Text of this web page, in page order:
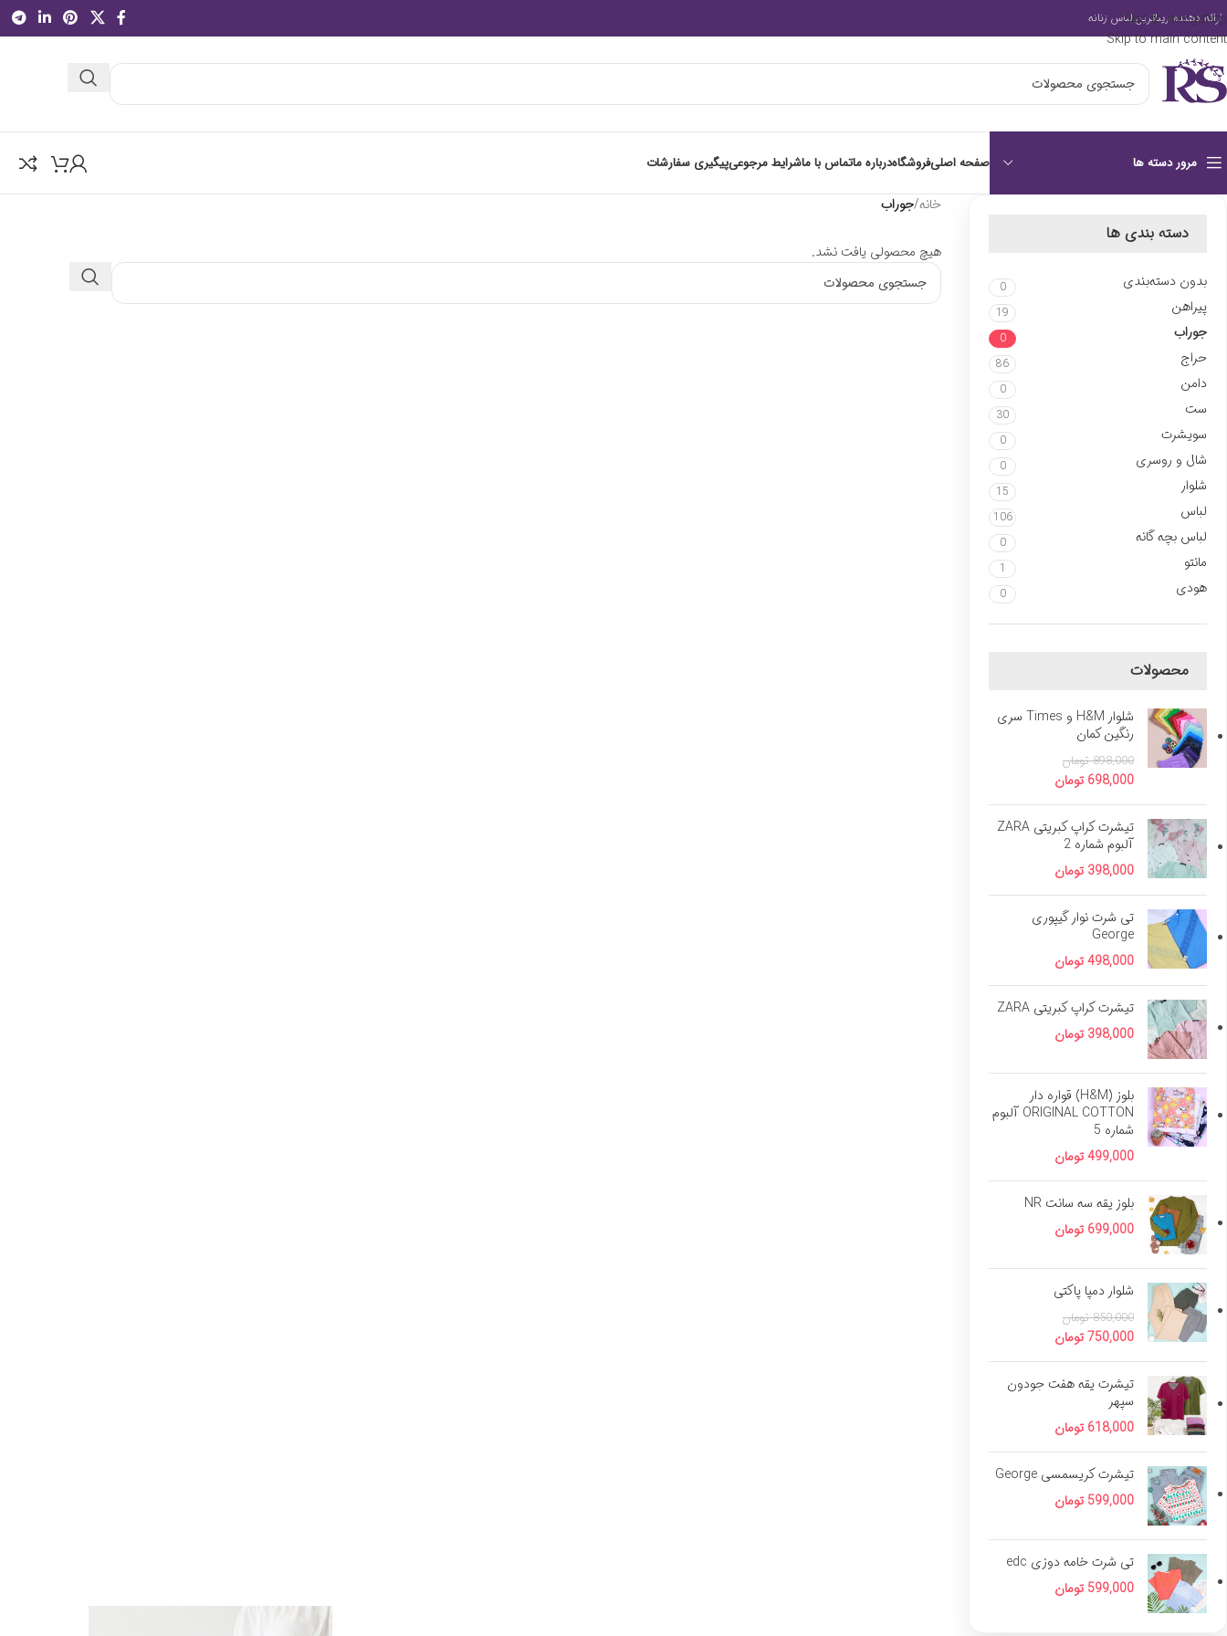
Skip to navigation
Skip to main content
ارائه دهنده زیباترین لباس زنانه
مرور دسته ها صفحه اصلیفروشگاهدرباره ماتماس با ماشرایط مرجوعیپیگیری سفارشات
دسته بندی ها
بدون دسته‌بندی 0
پیراهن 19
جوراب 0
حراج 86
دامن 0
ست 30
سویشرت 0
شال و روسری 0
شلوار 15
لباس 106
لباس بچه گانه 0
مانتو 1
هودی 0
محصولات
شلوار H&M و Times سری
رنگین کمان
898,000 تومان
698,000 تومان
تیشرت کراپ کبریتی ZARA
آلبوم شماره 2
398,000 تومان
تی شرت نوار گیپوری
George
498,000تومان
تیشرت کراپ کبریتی ZARA
398,000 تومان
بلوز (H&M) قواره دار
ORIGINAL COTTON آلبوم
شماره 5
499,000تومان
بلوز یقه سه سانت NR
699,000 تومان
شلوار دمپا پاکتی
850,000 تومان
750,000تومان
تیشرت یقه هفت جودون
سپهر
618,000 تومان
تیشرت کریسمسی George
599,000 تومان
تی شرت خامه دوزی edc
599,000 تومان
خانه/جوراب
هیچ محصولی یافت نشد.